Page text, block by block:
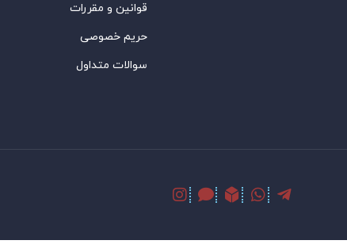
قوانین و مقررات
حریم خصوصی
سوالات متداول